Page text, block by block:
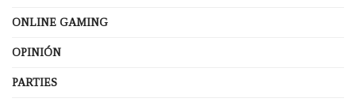
ONLINE GAMING
OPINIÓN
PARTIES